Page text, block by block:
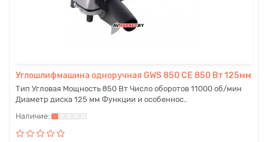
Углошлифмашина одноручная GWS 850 CE 850 Вт 125мм
Тип Угловая Мощность 850 Вт Число оборотов 11000 об/мин
Диаметр диска 125 мм Функции и особеннос..